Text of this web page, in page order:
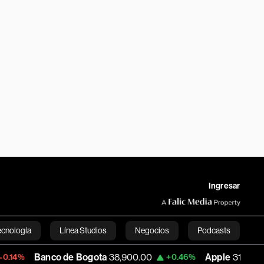
Ingresar
Línea Studios Negocios Podcasts
English
de Bogota 38,900.00 +0.46% Apple 313.305